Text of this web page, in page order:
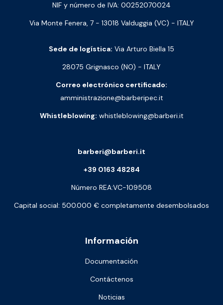
NIF y número de IVA: 00252070024
Via Monte Fenera, 7 - 13018 Valduggia (VC) - ITALY
Sede de logística: Via Arturo Biella 15
28075 Grignasco (NO) - ITALY
Correo electrónico certificado:
amministrazione@barberipec.it
Whistleblowing: whistleblowing@barberi.it
Información
Documentación
Contáctenos
Noticias
barberi@barberi.it
+39 0163 48284
Número REA:VC-109508
Capital social: 500.000 € completamente desembolsados